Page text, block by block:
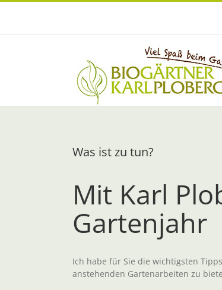
Zum
Was ist zu tun?
Mit Karl
Gartenjahr
Ich habe für Sie die wichtigsten
anstehenden Gartenarbeiten zu